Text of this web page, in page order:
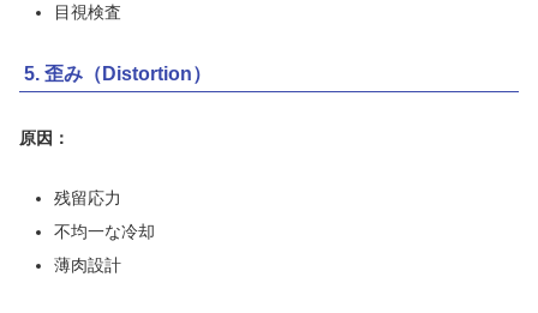
目視検査
5. 歪み（Distortion）
原因：
残留応力
不均一な冷却
薄肉設計